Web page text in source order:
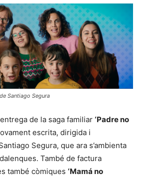
Santiago Segura
de la saga familiar ‘Padre no
escrita, dirigida i
Segura, que ara s’ambienta
També de factura
també còmiques ‘Mamá no